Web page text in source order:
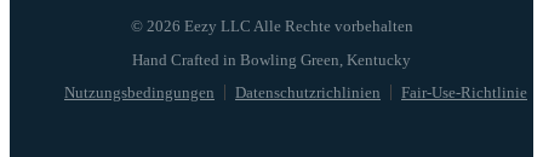
© 2026 Eezy LLC Alle Rechte vorbehalten
Nutzungsbedingungen Datenschutzrichlinien Fair-Use-Richtlinie